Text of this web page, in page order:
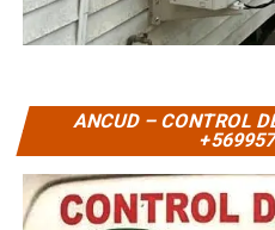
ANCUD – CONTROL